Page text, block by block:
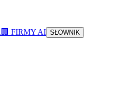
🏢 FIRMY AI SŁOWNIK